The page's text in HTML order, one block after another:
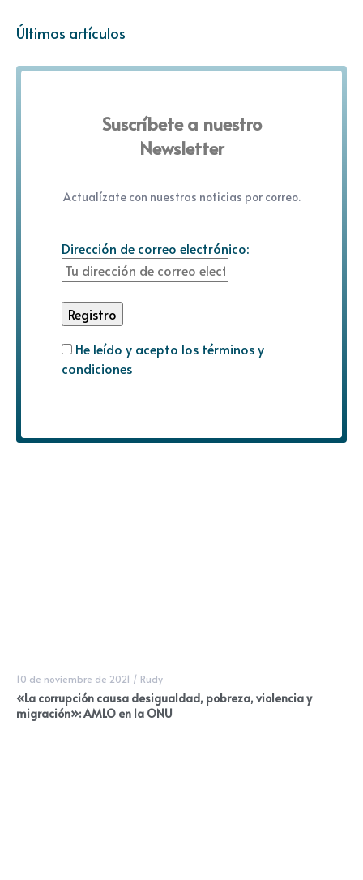
Últimos artículos
Suscríbete a nuestro
Newsletter
Actualízate con nuestras noticias por correo.
Dirección de correo electrónico:
He leído y acepto los términos y
condiciones
10 de noviembre de 2021 / Rudy
«La corrupción causa desigualdad, pobreza, violencia y
migración»: AMLO en la ONU